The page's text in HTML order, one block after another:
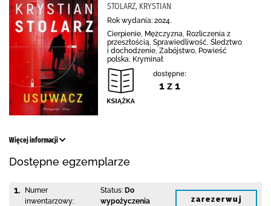
STOLARZ, KRYSTIAN
Rok wydania: 2024.
Cierpienie, Mężczyzna, Rozliczenia z
przeszłością, Sprawiedliwość, Śledztwo
i dochodzenie, Zabójstwo, Powieść
polska, Kryminał
dostępne:
1 z 1
Więcej informacji
Dostępne egzemplarze
1.
Numer
inwentarzowy:
Status: Do
wypożyczenia
zarezerwuj